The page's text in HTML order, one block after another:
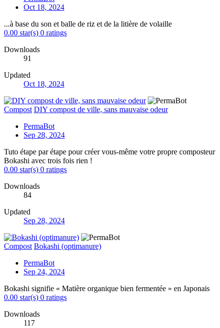
Oct 18, 2024
...à base du son et balle de riz et de la litière de volaille
0.00 star(s) 0 ratings
Downloads
91
Updated
Oct 18, 2024
Compost DIY compost de ville, sans mauvaise odeur
PermaBot
Sep 28, 2024
Tuto étape par étape pour créer vous-même votre propre composteur
Bokashi avec trois fois rien !
0.00 star(s) 0 ratings
Downloads
84
Updated
Sep 28, 2024
Compost Bokashi (optimanure)
PermaBot
Sep 24, 2024
Bokashi signifie « Matière organique bien fermentée » en Japonais
0.00 star(s) 0 ratings
Downloads
117